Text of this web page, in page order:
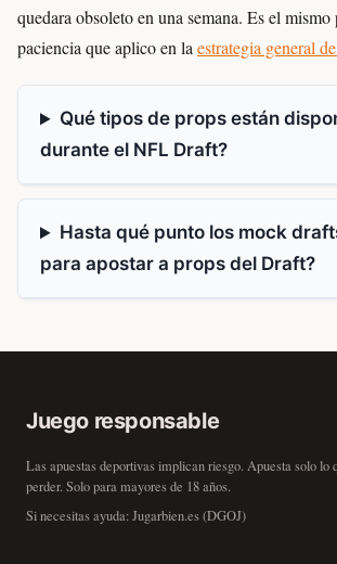
quedara obsoleto en una semana. Es el
paciencia que aplico en laestrategia general
Qué tipos de props están
durante el NFL Draft?
Hasta qué punto los mock
para apostar a props del Draft?
Juego responsable
Las apuestas deportivas implican riesgo. Apuesta solo lo
perder. Solo para mayores de 18 años.
Si necesitas ayuda:Jugarbien.es(DGOJ)